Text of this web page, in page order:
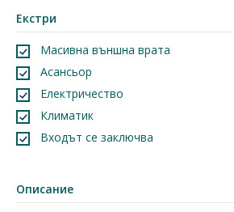
Екстри
Масивна външна врата
Асансьор
Електричество
Климатик
Входът се заключва
Описание